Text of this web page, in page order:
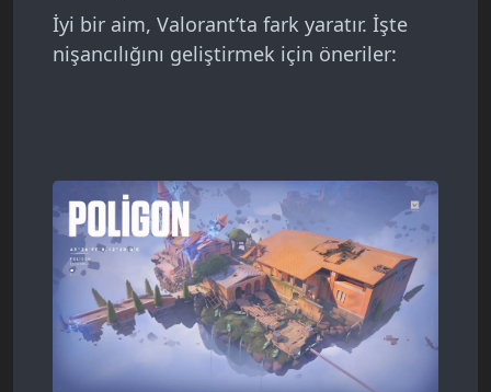
İyi bir aim, Valorant’ta fark yaratır. İşte
nişancılığını geliştirmek için öneriler: